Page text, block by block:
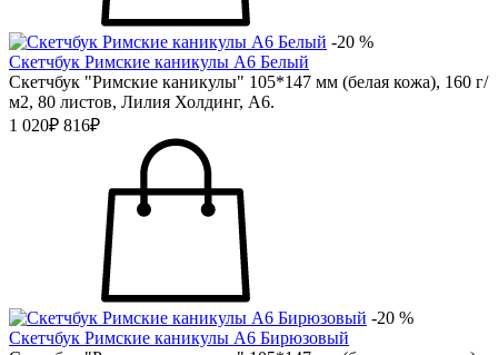
-20 %
Скетчбук Римские каникулы А6 Белый
Скетчбук "Римские каникулы" 105*147 мм (белая кожа), 160 г/
м2, 80 листов, Лилия Холдинг, А6.
1 020₽ 816₽
-20 %
Скетчбук Римские каникулы А6 Бирюзовый